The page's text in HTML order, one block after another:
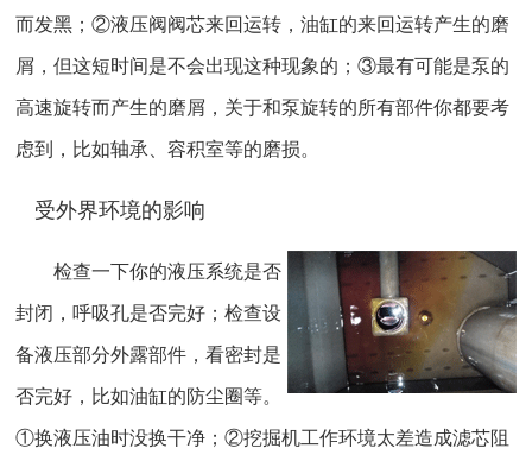
而发黑；②液压阀阀芯来回运转，油缸的来回运转产生的磨
屑，但这短时间是不会出现这种现象的；③最有可能是泵的
高速旋转而产生的磨屑，关于和泵旋转的所有部件你都要考
虑到，比如轴承、容积室等的磨损。
受外界环境的影响
检查一下你的液压系统是否
封闭，呼吸孔是否完好；检查设
备液压部分外露部件，看密封是
否完好，比如油缸的防尘圈等。
①换液压油时没换干净；②挖掘机工作环境太差造成滤芯阻